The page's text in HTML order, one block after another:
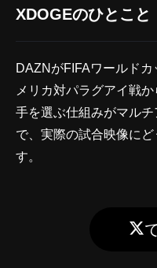
XDOGEのひとこと
DAZNがFIFAワールド
メリカ対パラグアイ戦
手を選ぶ仕組みがマル
で、実際の試合映像に
す。